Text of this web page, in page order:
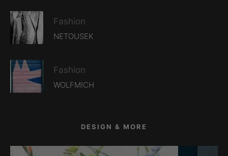
Fashion
NETOUSEK
Fashion
WOLFMICH
DESIGN & MORE